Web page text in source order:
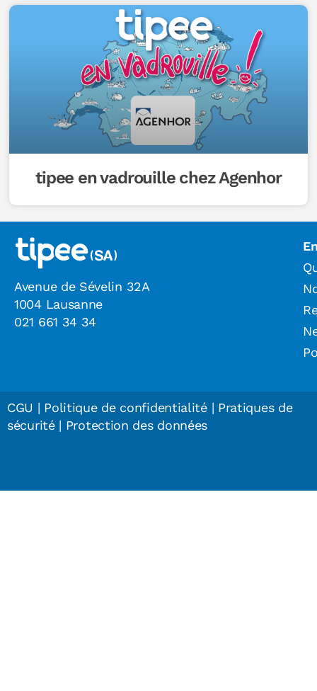
tipee en vadrouille chez Agenhor
Avenue de Sévelin 32A
1004 Lausanne
021 661 34 34
CGU | Politique de confidentialité| Pratiques de
sécurité| Protection des données